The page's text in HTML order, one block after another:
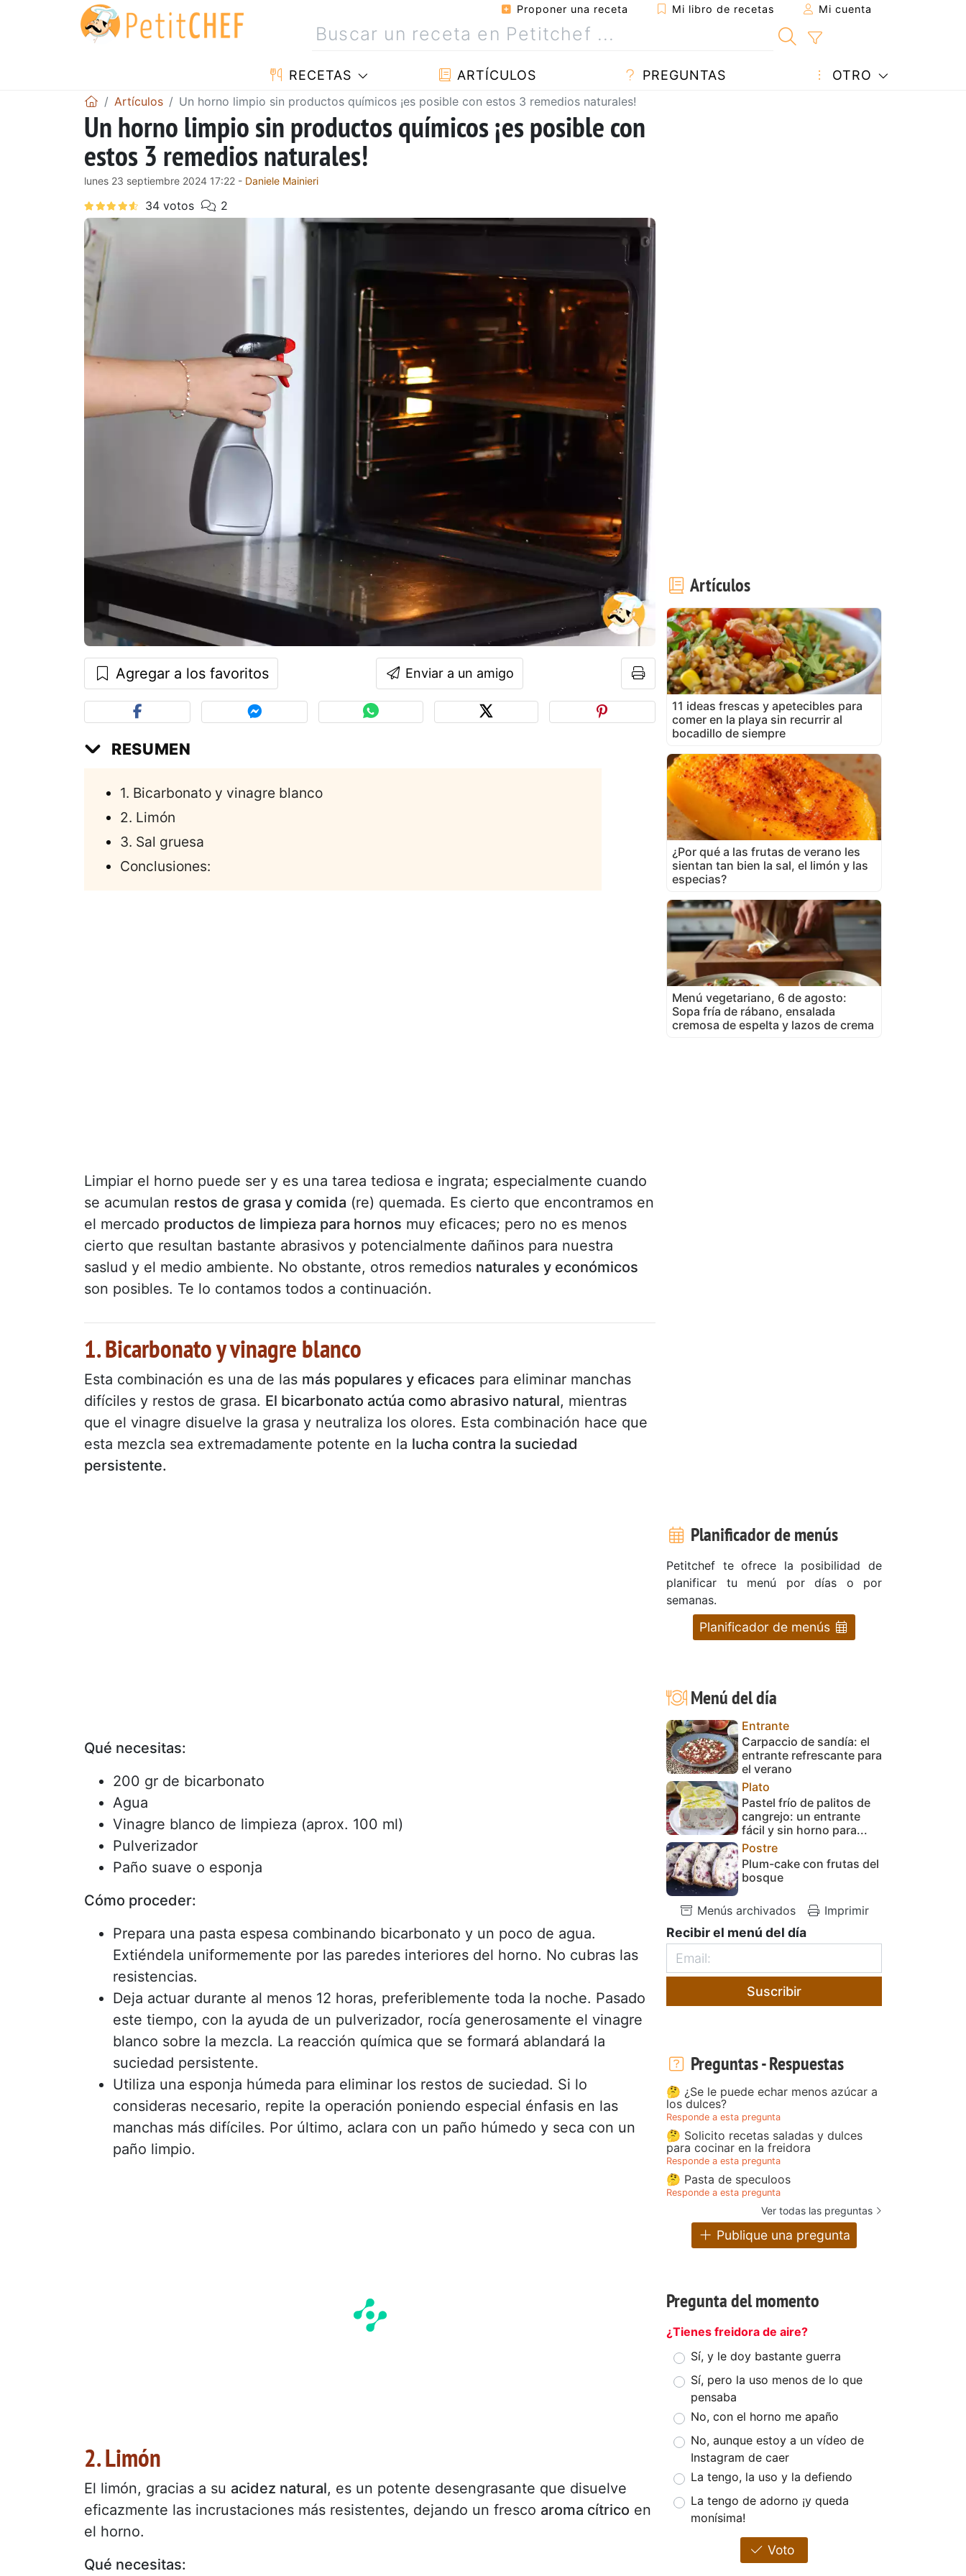
Proponer una receta Mi libro de recetas Mi cuenta
RECETAS ARTÍCULOS PREGUNTAS OTRO
Artículos Un horno limpio sin productos químicos ¡es posible con estos 3 remedios naturales!
Un horno limpio sin productos químicos ¡es posible con
estos 3 remedios naturales!
lunes 23 septiembre 2024 17:22 - Daniele Mainieri
Agregar a los favoritos Enviar a un amigo
RESUMEN
1. Bicarbonato y vinagre blanco
2. Limón
3. Sal gruesa
Conclusiones:
Limpiar el horno puede ser y es una tarea tediosa e ingrata; especialmente cuando
se acumulan restos de grasa y comida (re) quemada. Es cierto que encontramos en
el mercado productos de limpieza para hornos muy eficaces; pero no es menos
cierto que resultan bastante abrasivos y potencialmente dañinos para nuestra
saslud y el medio ambiente. No obstante, otros remedios naturales y económicos
son posibles. Te lo contamos todos a continuación.
1. Bicarbonato y vinagre blanco
Esta combinación es una de las más populares y eficaces para eliminar manchas
difíciles y restos de grasa. El bicarbonato actúa como abrasivo natural, mientras
que el vinagre disuelve la grasa y neutraliza los olores. Esta combinación hace que
esta mezcla sea extremadamente potente en la lucha contra la suciedad
persistente.
Qué necesitas:
200 gr de bicarbonato
Agua
Vinagre blanco de limpieza (aprox. 100 ml)
Pulverizador
Paño suave o esponja
Cómo proceder:
Prepara una pasta espesa combinando bicarbonato y un poco de agua.
Extiéndela uniformemente por las paredes interiores del horno. No cubras las
resistencias.
Deja actuar durante al menos 12 horas, preferiblemente toda la noche. Pasado
este tiempo, con la ayuda de un pulverizador, rocía generosamente el vinagre
blanco sobre la mezcla. La reacción química que se formará ablandará la
suciedad persistente.
Utiliza una esponja húmeda para eliminar los restos de suciedad. Si lo
consideras necesario, repite la operación poniendo especial énfasis en las
manchas más difíciles. Por último, aclara con un paño húmedo y seca con un
paño limpio.
2. Limón
El limón, gracias a su acidez natural, es un potente desengrasante que disuelve
eficazmente las incrustaciones más resistentes, dejando un fresco aroma cítrico en
el horno.
Qué necesitas:
Artículos
11 ideas frescas y apetecibles para
comer en la playa sin recurrir al
bocadillo de siempre
¿Por qué a las frutas de verano les
sientan tan bien la sal, el limón y las
especias?
Menú vegetariano, 6 de agosto:
Sopa fría de rábano, ensalada
cremosa de espelta y lazos de crema
Planificador de menús
Petitchef te ofrece la posibilidad de
planificar tu menú por días o por
semanas.
Planificador de menús
Menú del día
Entrante
Carpaccio de sandía: el
entrante refrescante para
el verano
Plato
Pastel frío de palitos de
cangrejo: un entrante
fácil y sin horno para...
Postre
Plum-cake con frutas del
bosque
Menús archivados Imprimir
Recibir el menú del día
Suscribir
Preguntas - Respuestas
🤔 ¿Se le puede echar menos azúcar a
los dulces?
Responde a esta pregunta
🤔 Solicito recetas saladas y dulces
para cocinar en la freidora
Responde a esta pregunta
🤔 Pasta de speculoos
Responde a esta pregunta
Ver todas las preguntas
Publique una pregunta
Pregunta del momento
¿Tienes freidora de aire?
Sí, y le doy bastante guerra
Sí, pero la uso menos de lo que
pensaba
No, con el horno me apaño
No, aunque estoy a un vídeo de
Instagram de caer
La tengo, la uso y la defiendo
La tengo de adorno ¡y queda
monísima!
Voto